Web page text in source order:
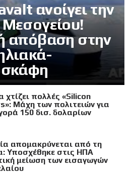
ανοίγει την
απόβαση στην
σκάφη
χτίζει πολλές «Silicon
Μάχη των πολιτειών για
150 δισ. δολαρίων
απομακρύνεται από τη
Υποσχέθηκε στις ΗΠΑ
μείωση των εισαγωγών